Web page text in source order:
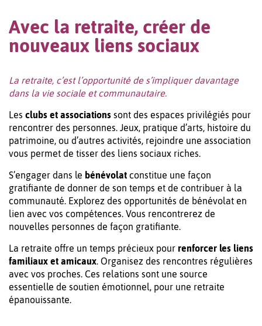
Avec la retraite, créer de
nouveaux liens sociaux
La retraite, c’est l’opportunité de s’impliquer davantage
dans la vie sociale et communautaire.
Les clubs et associations sont des espaces privilégiés pour
rencontrer des personnes. Jeux, pratique d’arts, histoire du
patrimoine, ou d’autres activités, rejoindre une association
vous permet de tisser des liens sociaux riches.
S’engager dans le bénévolat constitue une façon
gratifiante de donner de son temps et de contribuer à la
communauté. Explorez des opportunités de bénévolat en
lien avec vos compétences. Vous rencontrerez de
nouvelles personnes de façon gratifiante.
La retraite offre un temps précieux pour renforcer les liens
familiaux et amicaux . Organisez des rencontres régulières
avec vos proches. Ces relations sont une source
essentielle de soutien émotionnel, pour une retraite
épanouissante.